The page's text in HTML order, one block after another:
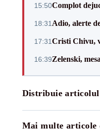
15:50Complot
18:31 Adio, alerte
17:31Cristi Chivu,
16:39Zelenski,
Distribuie articolul
Mai multe articole